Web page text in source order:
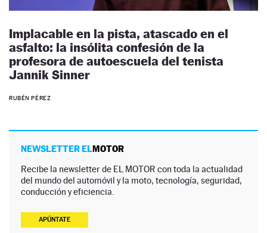
Implacable en la pista, atascado en el
asfalto: la insólita confesión de la
profesora de autoescuela del tenista
Jannik Sinner
RUBÉN PÉREZ
NEWSLETTER ELMOTOR
Recibe la newsletter de EL MOTOR con toda la actualidad
del mundo del automóvil y la moto, tecnología, seguridad,
conducción y eficiencia.
APÚNTATE